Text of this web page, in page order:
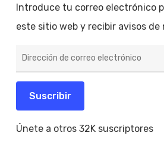
Introduce tu correo electrónico
este sitio web y recibir avisos de
de
electrónico
Suscribir
Únete a otros 32K suscriptores